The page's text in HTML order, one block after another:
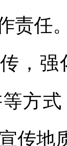
责任
，
方
传地